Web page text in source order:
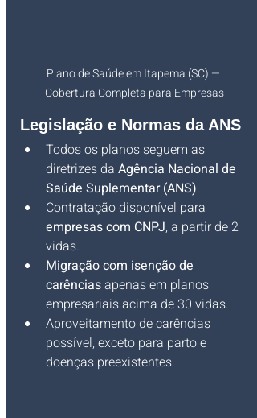
Plano de Saúde em Itapema (SC) —
Cobertura Completa para Empresas
Legislação e Normas da ANS
Todos os planos seguem as
diretrizes da Agência Nacional de
Saúde Suplementar (ANS).
Contratação disponível para
empresas com CNPJ, a partir de 2
vidas.
Migração com isenção de
carências apenas em planos
empresariais acima de 30 vidas.
Aproveitamento de carências
possível, exceto para parto e
doenças preexistentes.